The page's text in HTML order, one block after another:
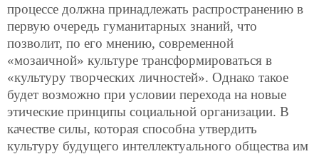
процессе должна принадлежать распространению в
первую очередь гуманитарных знаний, что
позволит, по его мнению, современной
«мозаичной» культуре трансформироваться в
«культуру творческих личностей». Однако такое
будет возможно при условии перехода на новые
этические принципы социальной организации. В
качестве силы, которая способна утвердить
культуру будущего интеллектуального общества им